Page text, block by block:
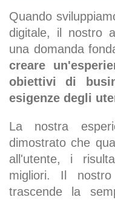
Quando
digitale, il nostro
una domanda
creare
obiettivi di
esigenze degli
La nostra
dimostrato che
all'utente, i
migliori. Il
trascende la